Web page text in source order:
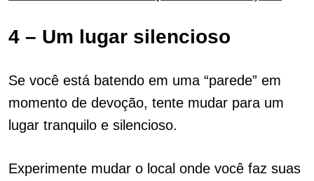
4 – Um lugar silencioso
Se você está batendo em uma “parede” em
momento de devoção, tente mudar para um
lugar tranquilo e silencioso.
Experimente mudar o local onde você faz suas